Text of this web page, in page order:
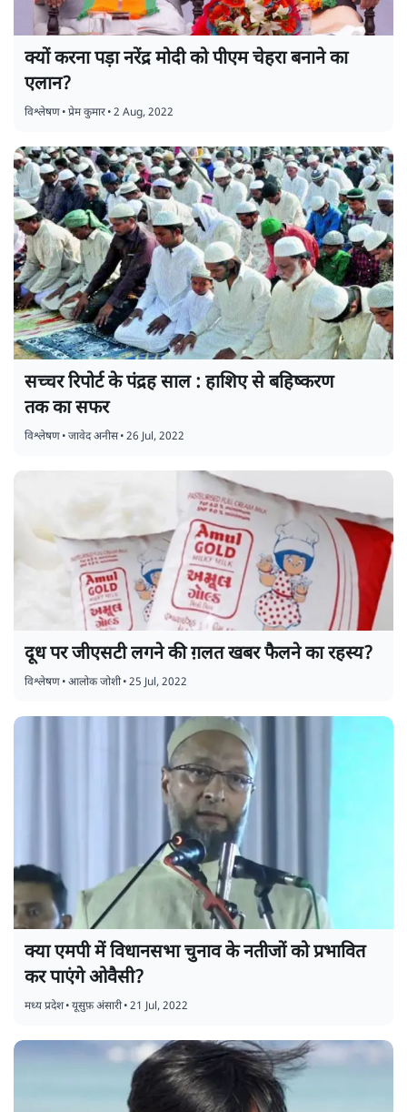
क्यों करना पड़ा नरेंद्र मोदी को पीएम चेहरा बनाने का
एलान?
विश्लेषण•प्रेम कुमार•2 Aug, 2022
सच्चर रिपोर्ट के पंद्रह साल : हाशिए से बहिष्करण
तक का सफर
विश्लेषण•जावेद अनीस•26 Jul, 2022
दूध पर जीएसटी लगने की ग़लत खबर फैलने का रहस्य?
विश्लेषण•आलोक जोशी•25 Jul, 2022
क्या एमपी में विधानसभा चुनाव के नतीजों को प्रभावित
कर पाएंगे ओवैसी?
मध्य प्रदेश•यूसुफ़ अंसारी•21 Jul, 2022